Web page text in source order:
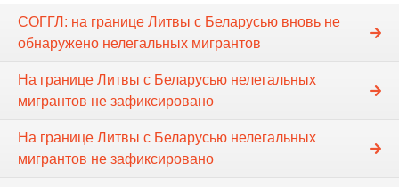
СОГГЛ: на границе Литвы с Беларусью вновь не
обнаружено нелегальных мигрантов
На границе Литвы с Беларусью нелегальных
мигрантов не зафиксировано
На границе Литвы с Беларусью нелегальных
мигрантов не зафиксировано